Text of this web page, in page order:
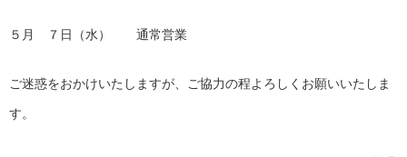
５月 ７日（水） 通常営業
ご迷惑をおかけいたしますが、ご協力の程よろしくお願いいたしま
す。